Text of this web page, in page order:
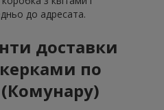
до адресата.
доставки
по